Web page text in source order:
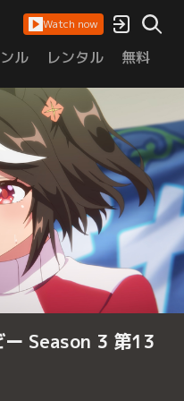
Watch now
ル レンタル 無料
ー Season 3 第13